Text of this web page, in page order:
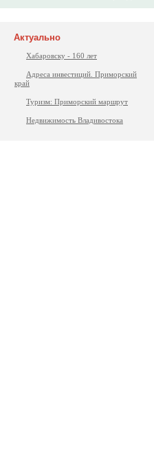
Актуально
Хабаровску - 160 лет
Адреса инвестиций. Приморский
край
Туризм: Приморский маршрут
Недвижимость Владивостока